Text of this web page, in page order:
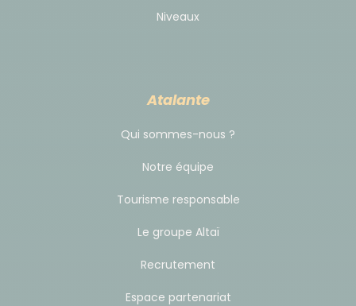
Niveaux
Atalante
Qui sommes-nous ?
Notre équipe
Tourisme responsable
Le groupe Altaï
Recrutement
Espace partenariat